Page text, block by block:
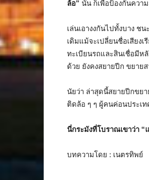
ล้อ” นั้น ก็เพื่อป้องกันควา
เล่นเอางงกันไปทั้งบาง ช
เดิมแม้จะเปลี่ยนชื่อเสียงเ
ทะเบียนรถและสินเชื่อมีห
ด้วย ยังคงสยายปีก ขยาย
นัยว่า ล่าสุดนี้สยายปีกขยา
ติดล้อ ๆ ๆ ผู้คนค่อนประเท
นี่กระมังที่โบราณเขาว่า “
บทความโดย : เนตรทิพย์